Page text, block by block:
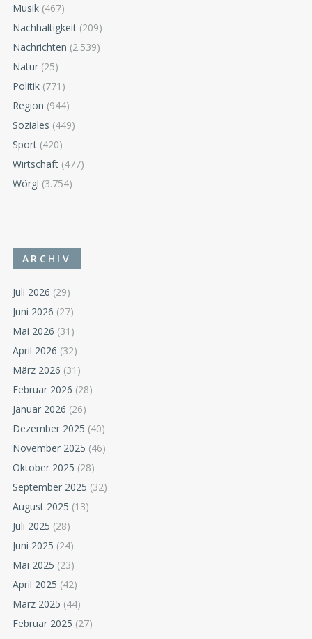
Musik (467)
Nachhaltigkeit (209)
Nachrichten (2.539)
Natur (25)
Politik (771)
Region (944)
Soziales (449)
Sport (420)
Wirtschaft (477)
Wörgl (3.754)
ARCHIV
Juli 2026 (29)
Juni 2026 (27)
Mai 2026 (31)
April 2026 (32)
März 2026 (31)
Februar 2026 (28)
Januar 2026 (26)
Dezember 2025 (40)
November 2025 (46)
Oktober 2025 (28)
September 2025 (32)
August 2025 (13)
Juli 2025 (28)
Juni 2025 (24)
Mai 2025 (23)
April 2025 (42)
März 2025 (44)
Februar 2025 (27)